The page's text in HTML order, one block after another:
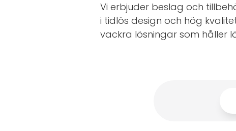
Vi erbjuder beslag och
i tidlös design och hög
vackra lösningar som håller